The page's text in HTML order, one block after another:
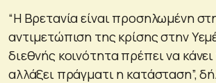
“Η Βρετανία είναι προσηλωμένη
αντιμετώπιση της κρίσης στην
διεθνής κοινότητα πρέπει να κάνει
αλλάξει πράγματι η κατάσταση”,